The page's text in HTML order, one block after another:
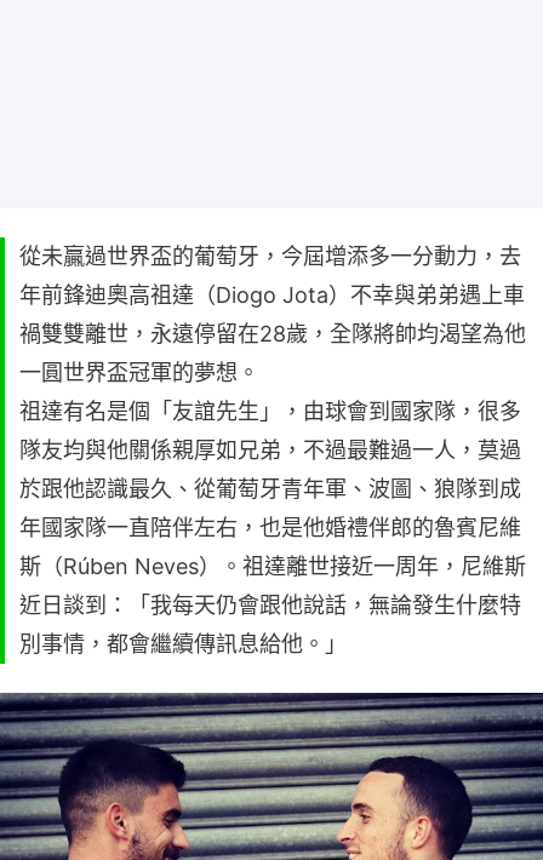
從未贏過世界盃的葡萄牙，今屆增添多一分動力，去
年前鋒迪奧高祖達（Diogo Jota）不幸與弟弟遇上車
禍雙雙離世，永遠停留在28歲，全隊將帥均渴望為他
一圓世界盃冠軍的夢想。
祖達有名是個「友誼先生」，由球會到國家隊，很多
隊友均與他關係親厚如兄弟，不過最難過一人，莫過
於跟他認識最久、從葡萄牙青年軍、波圖、狼隊到成
年國家隊一直陪伴左右，也是他婚禮伴郎的魯賓尼維
斯（Rúben Neves）。祖達離世接近一周年，尼維斯
近日談到：「我每天仍會跟他說話，無論發生什麼特
別事情，都會繼續傳訊息給他。」